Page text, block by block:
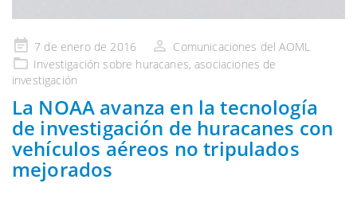
Publicado
en
7 de enero de 2016
Comunicaciones del AOML
Investigación sobre huracanes,asociaciones de
investigación
La NOAA avanza en la tecnología
de investigación de huracanes con
vehículos aéreos no tripulados
mejorados